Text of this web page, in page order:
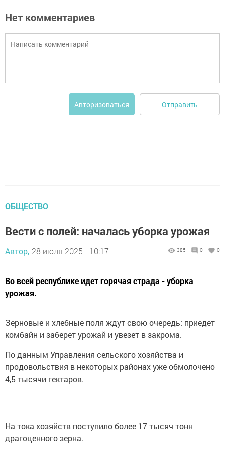
Нет комментариев
Авторизоваться Отправить
ОБЩЕСТВО
Вести с полей: началась уборка урожая
Автор, 28 июля 2025 - 10:17 385 0 0
Во всей республике идет горячая страда - уборка
урожая.
Зерновые и хлебные поля ждут свою очередь: приедет
комбайн и заберет урожай и увезет в закрома.
По данным Управления сельского хозяйства и
продовольствия в некоторых районах уже обмолочено
4,5 тысячи гектаров.
На тока хозяйств поступило более 17 тысяч тонн
драгоценного зерна.